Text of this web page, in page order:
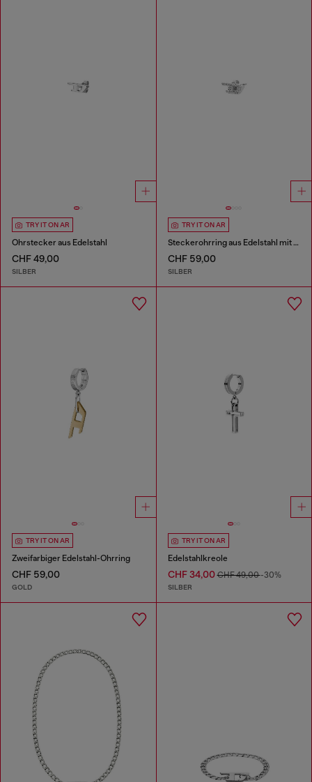
TRY IT ON AR
Ohrstecker aus Edelstahl
CHF 49,00
SILBER
TRY IT ON AR
Steckerohrring aus Edelstahl mit Glitzereffekt
CHF 59,00
SILBER
TRY IT ON AR
Zweifarbiger Edelstahl-Ohrring
CHF 59,00
GOLD
TRY IT ON AR
Edelstahlkreole
CHF 34,00CHF 49,00-30%
SILBER